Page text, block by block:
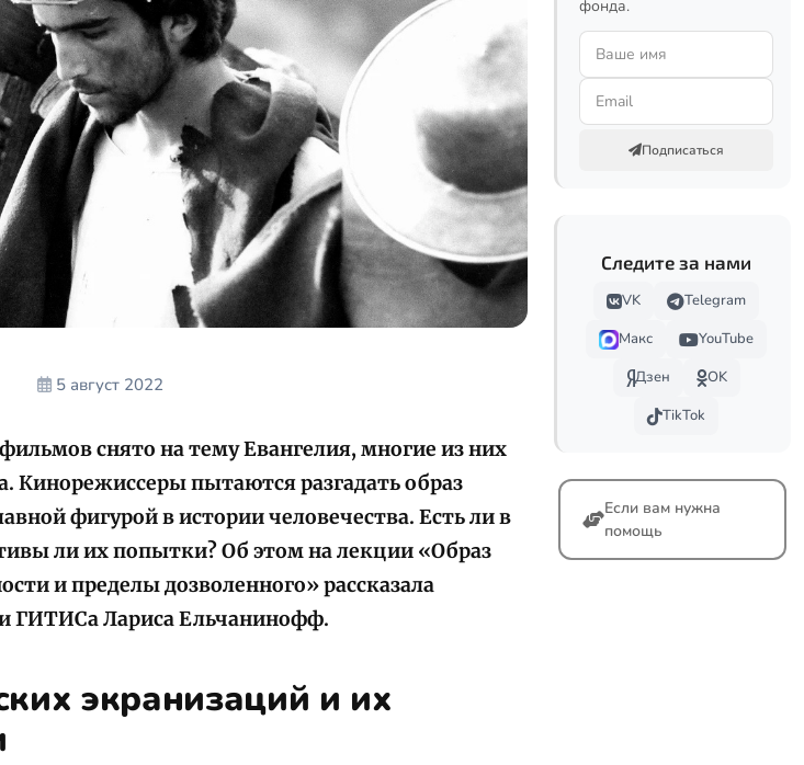
5 август 2022
снято на тему Евангелия, многие из них
Кинорежиссеры пытаются разгадать образ
фигурой в истории человечества. Есть ли в
ли их попытки? Об этом на лекции «Образ
и пределы дозволенного» рассказала
ГИТИСа Лариса Ельчанинофф.
экранизаций и их
фонда.
Подписаться
Следите за нами
VK
Telegram
Макс
YouTube
Дзен
OK
TikTok
Если вам нужна
помощь